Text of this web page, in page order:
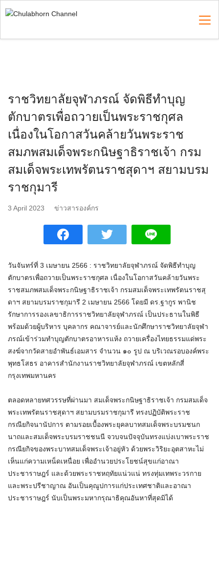
to
ราชวิทยาลัยจุฬาภรณ์ จัดพิธีทำบุญ
ตักบาตรเพื่อถวายเป็นพระราชกุศล
เนื่องในโอกาสวันคล้ายวันพระราช
สมภพสมเด็จพระกนิษฐาธิราชเจ้า กรม
สมเด็จพระเทพรัตนราชสุดาฯ สยามบรม
ราชกุมารี
3 April 2023 ข่าวสารองค์กร
วันจันทร์ที่ 3 เมษายน 2566 : ราชวิทยาลัยจุฬาภรณ์ จัดพิธีทำบุญ
ตักบาตรเพื่อถวายเป็นพระราชกุศล เนื่องในโอกาสวันคล้ายวันพระ
ราชสมภพสมเด็จพระกนิษฐาธิราชเจ้า กรมสมเด็จพระเทพรัตนราชสุ
ดาฯ สยามบรมราชกุมารี 2 เมษายน 2566 โดยมี ดร.ฐากูร พานิช
รักษาการรองเลขาธิการราชวิทยาลัยจุฬาภรณ์ เป็นประธานในพิธี
พร้อมด้วยผู้บริหาร บุคลากร คณาจารย์และนักศึกษาราชวิทยาลัยจุฬา
ภรณ์เข้าร่วมทำบุญตักบาตรอาหารแห้ง ถวายเครื่องไทยธรรมแด่พระ
สงฆ์จากวัดสายอำพันธ์เอมสาร จำนวน ๑๐ รูป ณ บริเวณรอบองค์พระ
พุทธโสธร อาคารสำนักงานราชวิทยาลัยจุฬาภรณ์ เขตหลักสี่
กรุงเทพมหานคร
ตลอดหลายทศวรรษที่ผ่านมา สมเด็จพระกนิษฐาธิราชเจ้า กรมสมเด็จ
พระเทพรัตนราชสุดาฯ สยามบรมราชกุมารี ทรงปฏิบัติพระราช
กรณียกิจนานัปการ ตามรอยเบื้องพระยุคลบาทสมเด็จพระบรมชนก
นาถและสมเด็จพระบรมราชชนนี จวบจนปัจจุบันทรงแบ่งเบาพระราช
กรณียกิจของพระบาทสมเด็จพระเจ้าอยู่หัว ด้วยพระวิริยะอุตสาหะไม่
เห็นแก่ความเหน็ดเหนื่อย เพื่ออำนวยประโยชน์สุขแก่อาณา
ประชาราษฎร์ และด้วยพระราชหฤทัยแน่วแน่ ทรงทุ่มเทพระวรกาย
และพระปรีชาญาณ อันเป็นคุณูปการแก่ประเทศชาติและอาณา
ประชาราษฎร์ นับเป็นพระมหากรุณาธิคุณอันหาที่สุดมิได้